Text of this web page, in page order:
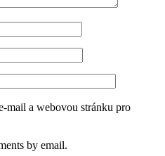
mail a webovou stránku pro
by email.